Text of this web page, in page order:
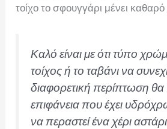
τοίχο το σφουγγάρι μένει καθαρό
Καλό είναι με ότι τύπο
τοίχος ή το ταβάνι να
διαφορετική περίπτωση θα
επιφάνεια που έχει
να περαστεί ένα χέρι